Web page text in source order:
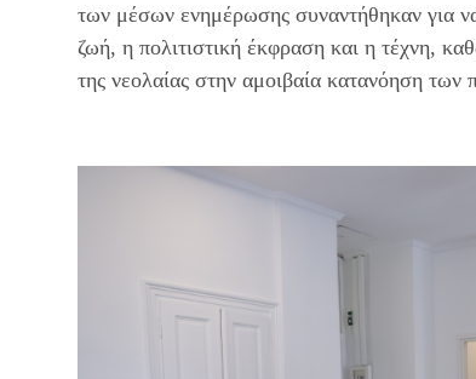
των μέσων ενημέρωσης συναντήθηκαν για
ζωή, η πολιτιστική έκφραση και η τέχνη,
της νεολαίας στην αμοιβαία κατανόηση